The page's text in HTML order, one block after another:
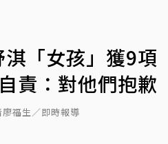
「女孩」獲9項
責：對他們抱歉
福生／即時報導